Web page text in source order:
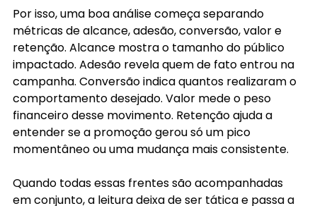
Por isso, uma boa análise começa separando
métricas de alcance, adesão, conversão, valor e
retenção. Alcance mostra o tamanho do público
impactado. Adesão revela quem de fato entrou na
campanha. Conversão indica quantos realizaram o
comportamento desejado. Valor mede o peso
financeiro desse movimento. Retenção ajuda a
entender se a promoção gerou só um pico
momentâneo ou uma mudança mais consistente.
Quando todas essas frentes são acompanhadas
em conjunto, a leitura deixa de ser tática e passa a